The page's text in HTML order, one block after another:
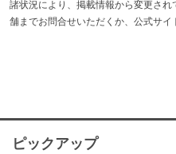
諸状況により、掲載情報から変更さ
舗までお問合せいただくか、公式サイ
ピックアップ